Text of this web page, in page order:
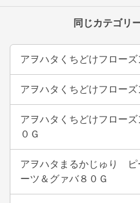
同じカテゴリ
アヲハタくちどけフロー
アヲハタくちどけフロー
アヲハタくちどけフロー
０Ｇ
アヲハタまるかじゅり ピ
ーツ＆グァバ８０Ｇ